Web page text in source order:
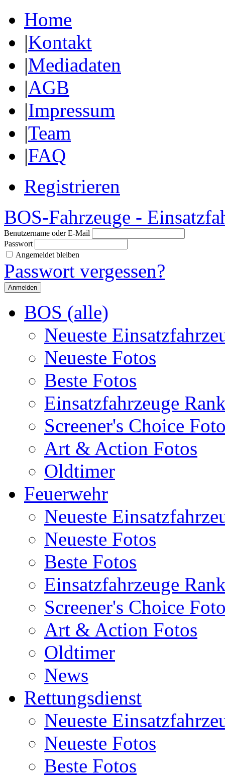
Home
|Kontakt
|Mediadaten
|AGB
|Impressum
|Team
|FAQ
Registrieren
BOS-Fahrzeuge -
Benutzername oder E-Mail
Passwort
Angemeldet bleiben
Passwort vergessen?
BOS (alle)
Neueste
Neueste Fotos
Beste Fotos
Einsatzfahrzeuge
Screener's Choice
Art & Action Fotos
Oldtimer
Feuerwehr
Neueste
Neueste Fotos
Beste Fotos
Einsatzfahrzeuge
Screener's Choice
Art & Action Fotos
Oldtimer
News
Rettungsdienst
Neueste
Neueste Fotos
Beste Fotos